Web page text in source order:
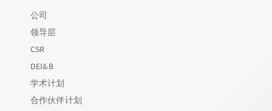
公司
领导层
CSR
DEI&B
学术计划
合作伙伴计划